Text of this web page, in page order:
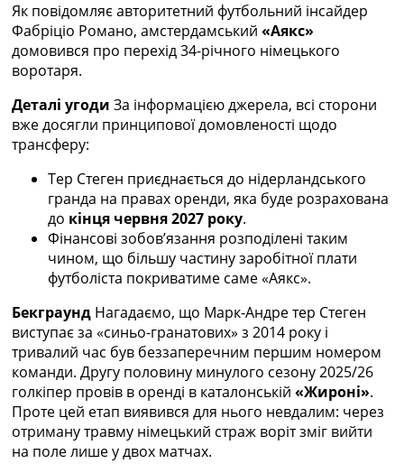
Футбольні трансфери
Останні коментарі
Конкурс прогнозів
Логін
Рейтінги
Правила
Колективний прогноз
Турніри
Чемпіонат Світу
Україна. Прем’єр-Ліга
Україна. Перша Ліга
Ліга Чемпіонів
Англія. Прем’єр-Ліга
Іспанія. Ла Ліга
Ще Турніри >>>
Таблиці
Чемпіонат Світу. Турнирні таблиці
Таблиця УПЛ
Перша Ліга
Таблиця АПЛ
Таблиця Ла Ліги
Таблиця Ліги Чемпіонів
Всі таблиці >>>
Як повідомляє авторитетний футбольний інсайдер
Фабріціо Романо, амстердамський «Аякс»
домовився про перехід 34-річного німецького
воротаря.
Деталі угоди За інформацією джерела, всі сторони
вже досягли принципової домовленості щодо
трансферу:
Тер Стеген приєднається до нідерландського
гранда на правах оренди, яка буде розрахована
до кінця червня 2027 року.
Фінансові зобов’язання розподілені таким
чином, що більшу частину заробітної плати
футболіста покриватиме саме «Аякс».
Бекграунд Нагадаємо, що Марк-Андре тер Стеген
виступає за «синьо-гранатових» з 2014 року і
тривалий час був беззаперечним першим номером
команди. Другу половину минулого сезону 2025/26
голкіпер провів в оренді в каталонській «Жироні».
Проте цей етап виявився для нього невдалим: через
отриману травму німецький страж воріт зміг вийти
на поле лише у двох матчах.